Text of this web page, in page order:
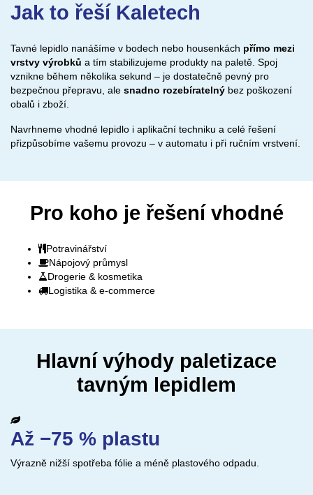
Jak to řeší Kaletech
Tavné lepidlo nanášíme v bodech nebo housenkách přímo mezi
vrstvy výrobků a tím stabilizujeme produkty na paletě. Spoj
vznikne během několika sekund – je dostatečně pevný pro
bezpečnou přepravu, ale snadno rozebíratelný bez poškození
obalů i zboží.
Navrhneme vhodné lepidlo i aplikační techniku a celé řešení
přizpůsobíme vašemu provozu – v automatu i při ručním vrstvení.
Pro koho je řešení vhodné
Potravinářství
Nápojový průmysl
Drogerie & kosmetika
Logistika & e-commerce
Hlavní výhody paletizace
tavným lepidlem
Až −75 % plastu
Výrazně nižší spotřeba fólie a méně plastového odpadu.